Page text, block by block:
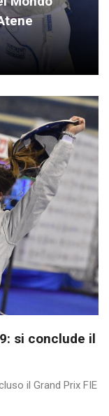
si conclude il
il Grand Prix FIE